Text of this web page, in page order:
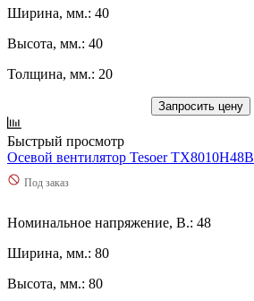
Ширина, мм.: 40
Высота, мм.: 40
Толщина, мм.: 20
Запросить цену
Быстрый просмотр
Осевой вентилятор Tesoer TX8010H48B
Под заказ
Номинальное напряжение, В.: 48
Ширина, мм.: 80
Высота, мм.: 80